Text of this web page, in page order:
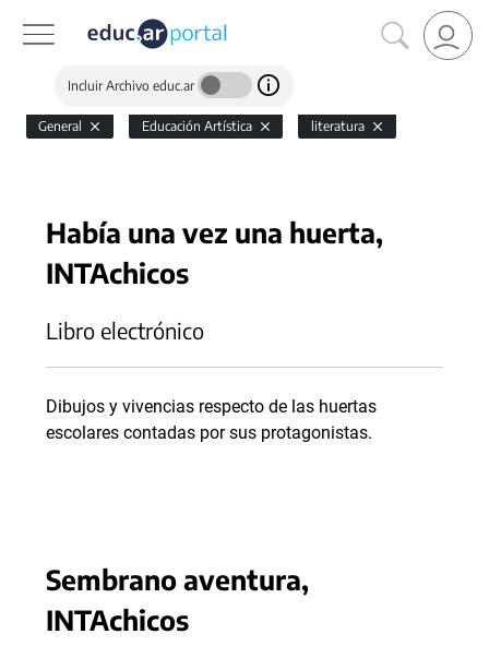
Incluir Archivo educ.ar
General Educación Artística literatura
Había una vez una huerta,
INTAchicos
Libro electrónico
Dibujos y vivencias respecto de las huertas
escolares contadas por sus protagonistas.
Sembrano aventura,
INTAchicos